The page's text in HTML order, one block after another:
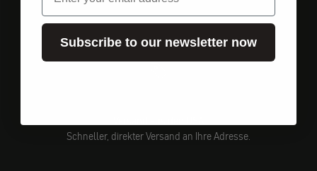
Schneller, direkter Versand an Ihre Adresse.
Subscribe to our newsletter now